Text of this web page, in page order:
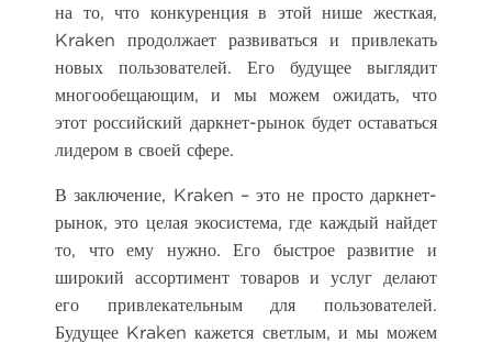
на то, что конкуренция в этой нише жесткая,
Kraken продолжает развиваться и привлекать
новых пользователей. Его будущее выглядит
многообещающим, и мы можем ожидать, что
этот российский даркнет-рынок будет оставаться
лидером в своей сфере.
В заключение, Kraken – это не просто даркнет-
рынок, это целая экосистема, где каждый найдет
то, что ему нужно. Его быстрое развитие и
широкий ассортимент товаров и услуг делают
его привлекательным для пользователей.
Будущее Kraken кажется светлым, и мы можем